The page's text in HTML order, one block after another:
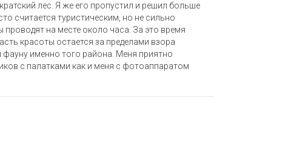
лес. Я же его пропустил и решил больше
считается туристическим, но не сильно
на месте около часа. За это время
красоты остается за пределами взора
именно того района. Меня приятно
с палатками как и меня с фотоаппаратом